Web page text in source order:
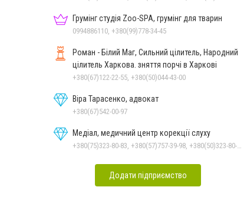
Грумінг студія Zoo-SPA, грумінг для тварин
0994886110, +380(99)778-34-45
Роман - Білий Маг, Сильний цілитель, Народний
цілитель Харкова. зняття порчі в Харкові
+380(67)122-22-55, +380(50)044-43-00
Віра Тарасенко, адвокат
+380(67)542-00-97
Медіал, медичний центр корекції слуху
Додати підприємство